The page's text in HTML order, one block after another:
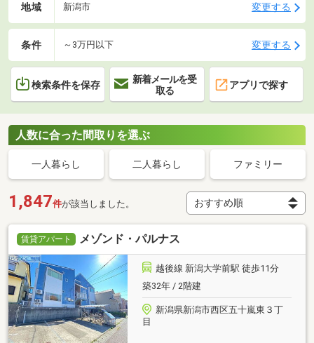
地域 新潟市 変更する
条件 ～3万円以下 変更する
検索条件を保存
新着メールを受
取る
アプリで探す
人数に合った間取りを選ぶ
一人暮らし 二人暮らし ファミリー
1,847件が該当しました。
賃貸アパート メゾンド・パルナス
越後線 新潟大学前駅 徒歩11分
築32年 / 2階建
新潟県新潟市西区五十嵐東３丁
目